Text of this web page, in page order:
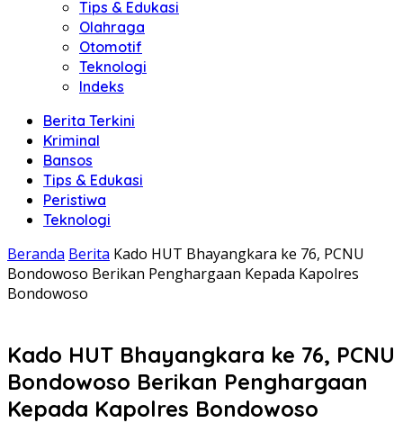
Tips & Edukasi
Olahraga
Otomotif
Teknologi
Indeks
Berita Terkini
Kriminal
Bansos
Tips & Edukasi
Peristiwa
Teknologi
Beranda Berita Kado HUT Bhayangkara ke 76, PCNU
Bondowoso Berikan Penghargaan Kepada Kapolres
Bondowoso
Kado HUT Bhayangkara ke 76, PCNU
Bondowoso Berikan Penghargaan
Kepada Kapolres Bondowoso